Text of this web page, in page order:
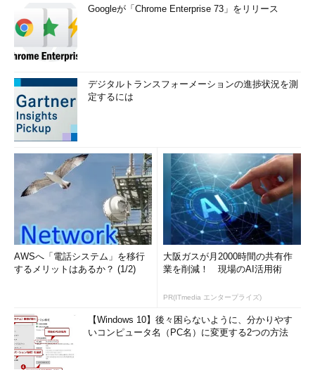
Googleが「Chrome Enterprise 73」をリリース
デジタルトランスフォーメーションの進捗状況を測
定するには
AWSへ「電話システム」を移行
するメリットはあるか？ (1/2)
大阪ガスが月2000時間の共有作
業を削減！ 現場のAI活用術
PR(ITmedia エンタープライズ)
【Windows 10】後々困らないように、分かりやす
いコンピュータ名（PC名）に変更する2つの方法